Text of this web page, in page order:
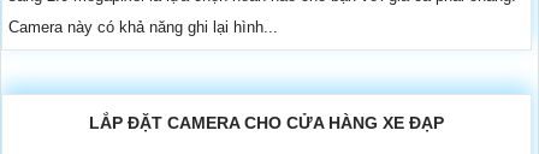
Camera này có khả năng ghi lại hình...
LẮP ĐẶT CAMERA CHO CỬA HÀNG XE ĐẠP